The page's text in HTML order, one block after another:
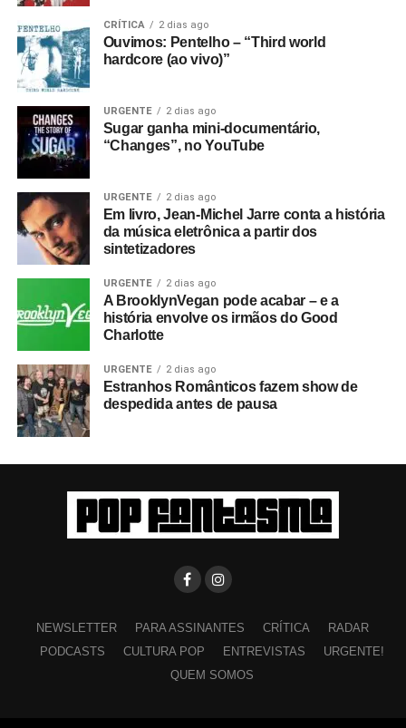
CRÍTICA 2 dias ago
Ouvimos: Pentelho – “Third world
hardcore (ao vivo)”
URGENTE 2 dias ago
Sugar ganha mini-documentário,
“Changes”, no YouTube
URGENTE 2 dias ago
Em livro, Jean-Michel Jarre conta a história
da música eletrônica a partir dos
sintetizadores
URGENTE 2 dias ago
A BrooklynVegan pode acabar – e a
história envolve os irmãos do Good
Charlotte
URGENTE 2 dias ago
Estranhos Românticos fazem show de
despedida antes de pausa
NEWSLETTER PARA ASSINANTES CRÍTICA
RADAR
PODCASTS
CULTURA POP ENTREVISTAS
URGENTE!
QUEM SOMOS